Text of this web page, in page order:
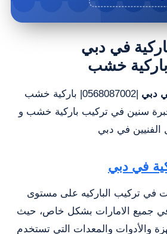
في دبي
دبي
|0568087002| باركية خشب
سنين في تركيب باركية خشب و
الفنيين في دبي
في دبي
في تركيب الباركيه على مستوى
جميع الامارات بشكل خاص، حيث
والأدوات والمعدات التي تستخدم